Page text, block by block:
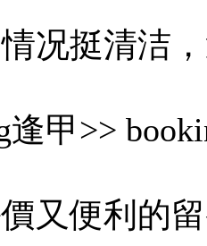
况挺清洁
逢甲>>
又便利的